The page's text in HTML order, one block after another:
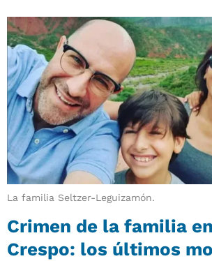
La familia Seltzer-Leguizamón.
Crimen de la familia
Crespo: los últimos